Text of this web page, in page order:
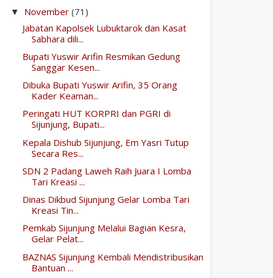
▼ November(71)
Jabatan Kapolsek Lubuktarok dan Kasat
Sabhara dili...
Bupati Yuswir Arifin Resmikan Gedung
Sanggar Kesen...
Dibuka Bupati Yuswir Arifin, 35 Orang
Kader Keaman...
Peringati HUT KORPRI dan PGRI di
Sijunjung, Bupati...
Kepala Dishub Sijunjung, Em Yasri Tutup
Secara Res...
SDN 2 Padang Laweh Raih Juara I Lomba
Tari Kreasi ...
Dinas Dikbud Sijunjung Gelar Lomba Tari
Kreasi Tin...
Pemkab Sijunjung Melalui Bagian Kesra,
Gelar Pelat...
BAZNAS Sijunjung Kembali Mendistribusikan
Bantuan ...